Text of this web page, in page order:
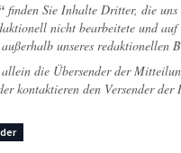
finden Sie Inhalte Dritter, die uns
nicht bearbeitete und
unseres redaktionellen
die Übersender der
kontaktieren den Versender der